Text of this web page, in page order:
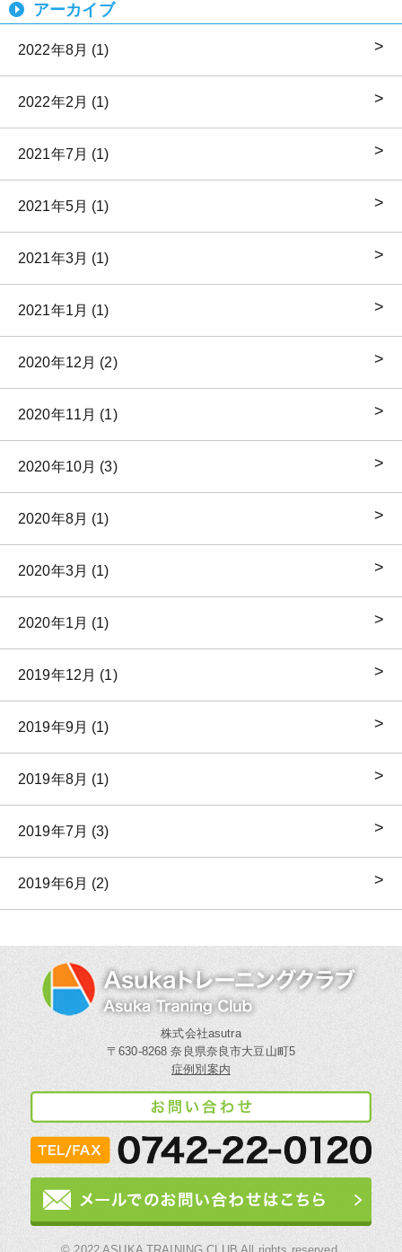
アーカイブ
2022年8月 (1)
2022年2月 (1)
2021年7月 (1)
2021年5月 (1)
2021年3月 (1)
2021年1月 (1)
2020年12月 (2)
2020年11月 (1)
2020年10月 (3)
2020年8月 (1)
2020年3月 (1)
2020年1月 (1)
2019年12月 (1)
2019年9月 (1)
2019年8月 (1)
2019年7月 (3)
2019年6月 (2)
株式会社asutra
〒630-8268 奈良県奈良市大豆山町5
症例別案内